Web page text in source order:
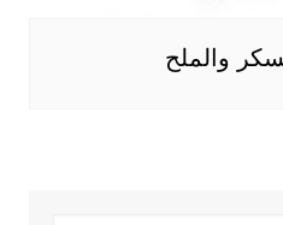
والملح